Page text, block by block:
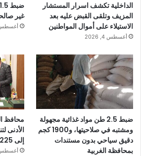
الداخلية تكشف اسرار المستشار
المزيف وتلقى القبض عليه بعد
الاستيلاء على أموال المواطنين
أغسطس 4, 2026
غير
أغسطس 4,
ضبط 2.5 طن مواد غذائية مجهولة
ومشتبه في صلاحيتها، و1900 كجم
دقيق سياحي بدون مستندات
بمحافظة الغربية
محافظ
الأدنى
إلى 225 درجة
أغسطس 4,